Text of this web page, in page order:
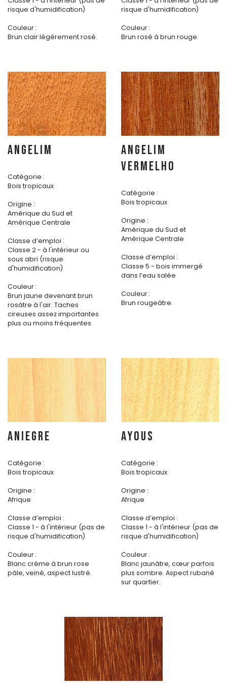
risque d'humidification)
Couleur :
Brun clair légèrement rosé.
risque d'humidification)
Couleur :
Brun rosé à brun rouge.
ANGELIM
Catégorie :
Bois tropicaux
Origine :
Amérique du Sud et
Amérique Centrale
Classe d’emploi :
Classe 2 - à l'intérieur ou
sous abri (risque
d'humidification)
Couleur :
Brun jaune devenant brun
rosâtre à l'air. Taches
cireuses assez importantes
plus ou moins fréquentes
ANGELIM
VERMELHO
Catégorie :
Bois tropicaux
Origine :
Amérique du Sud et
Amérique Centrale
Classe d’emploi :
Classe 5 - bois immergé
dans l’eau salée
Couleur :
Brun rougeâtre.
ANIEGRE
Catégorie :
Bois tropicaux
Origine :
Afrique
Classe d’emploi :
Classe 1 - à l'intérieur (pas de
risque d'humidification)
Couleur :
Blanc crème à brun rose
pâle, veiné, aspect lustré.
AYOUS
Catégorie :
Bois tropicaux
Origine :
Afrique
Classe d’emploi :
Classe 1 - à l'intérieur (pas de
risque d'humidification)
Couleur :
Blanc jaunâtre, cœur parfois
plus sombre. Aspect rubané
sur quartier.